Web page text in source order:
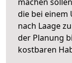
die bei einem
nach Laage
der Planung
kostbaren